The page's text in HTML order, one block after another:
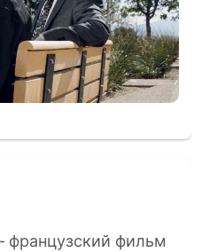
французский фильм